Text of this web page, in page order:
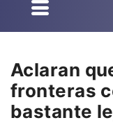
Aclaran
fronteras
bastante